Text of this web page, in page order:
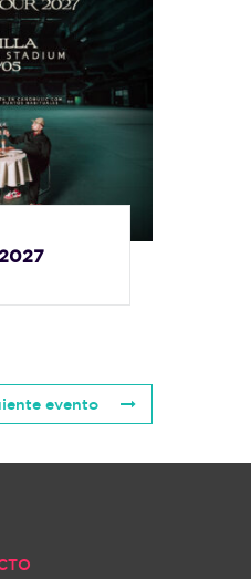
evento